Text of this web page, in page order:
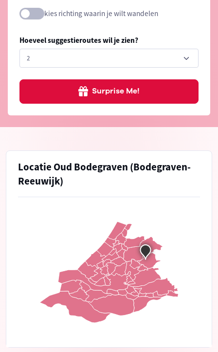
kies richting waarin je wilt wandelen
Hoeveel suggestieroutes wil je zien?
Surprise Me!
Locatie Oud Bodegraven (Bodegraven-
Reeuwijk)